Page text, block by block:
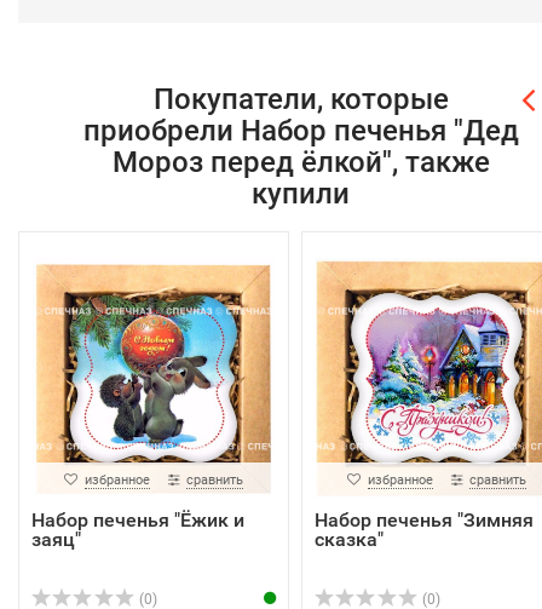
Покупатели, которые
приобрели Набор печенья "Дед
Мороз перед ёлкой", также
купили
избранное сравнить
Набор печенья "Ёжик и
заяц"
(0)
избранное сравнить
Набор печенья "Зимняя
сказка"
(0)